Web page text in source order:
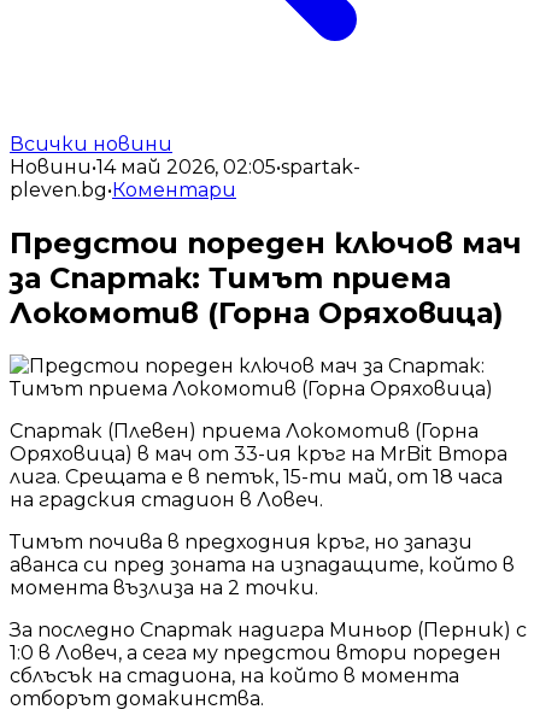
Всички новини
Новини•14 май 2026, 02:05•spartak-
pleven.bg•Коментари
Предстои пореден ключов мач
за Спартак: Тимът приема
Локомотив (Горна Оряховица)
Спартак (Плевен) приема Локомотив (Горна
Оряховица) в мач от 33-ия кръг на MrBit Втора
лига. Срещата е в петък, 15-ти май, от 18 часа
на градския стадион в Ловеч.
Тимът почива в предходния кръг, но запази
аванса си пред зоната на изпадащите, който в
момента възлиза на 2 точки.
За последно Спартак надигра Миньор (Перник) с
1:0 в Ловеч, а сега му предстои втори пореден
сблъсък на стадиона, на който в момента
отборът домакинства.